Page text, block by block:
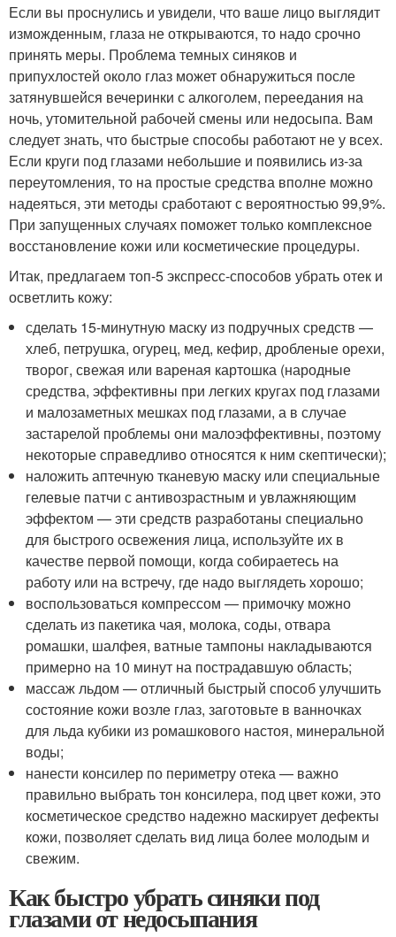
Если вы проснулись и увидели, что ваше лицо выглядит
изможденным, глаза не открываются, то надо срочно
принять меры. Проблема темных синяков и
припухлостей около глаз может обнаружиться после
затянувшейся вечеринки с алкоголем, переедания на
ночь, утомительной рабочей смены или недосыпа. Вам
следует знать, что быстрые способы работают не у всех.
Если круги под глазами небольшие и появились из-за
переутомления, то на простые средства вполне можно
надеяться, эти методы сработают с вероятностью 99,9%.
При запущенных случаях поможет только комплексное
восстановление кожи или косметические процедуры.
Итак, предлагаем топ-5 экспресс-способов убрать отек и
осветлить кожу:
сделать 15-минутную маску из подручных средств —
хлеб, петрушка, огурец, мед, кефир, дробленые орехи,
творог, свежая или вареная картошка (народные
средства, эффективны при легких кругах под глазами
и малозаметных мешках под глазами, а в случае
застарелой проблемы они малоэффективны, поэтому
некоторые справедливо относятся к ним скептически);
наложить аптечную тканевую маску или специальные
гелевые патчи с антивозрастным и увлажняющим
эффектом — эти средств разработаны специально
для быстрого освежения лица, используйте их в
качестве первой помощи, когда собираетесь на
работу или на встречу, где надо выглядеть хорошо;
воспользоваться компрессом — примочку можно
сделать из пакетика чая, молока, соды, отвара
ромашки, шалфея, ватные тампоны накладываются
примерно на 10 минут на пострадавшую область;
массаж льдом — отличный быстрый способ улучшить
состояние кожи возле глаз, заготовьте в ванночках
для льда кубики из ромашкового настоя, минеральной
воды;
нанести консилер по периметру отека — важно
правильно выбрать тон консилера, под цвет кожи, это
косметическое средство надежно маскирует дефекты
кожи, позволяет сделать вид лица более молодым и
свежим.
Как быстро убрать синяки под
глазами от недосыпания